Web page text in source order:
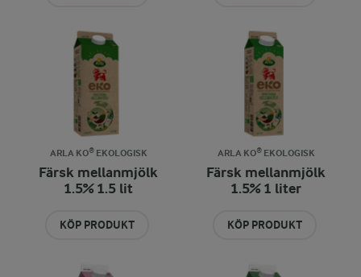
ARLA KO® EKOLOGISK
Färsk mellanmjölk
1.5% 1.5 lit
KÖP PRODUKT
ARLA KO® EKOLOGISK
Färsk mellanmjölk
1.5% 1 liter
KÖP PRODUKT